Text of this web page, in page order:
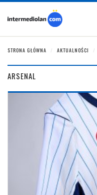
STRONA GŁÓWNA AKTUALNOŚCI
ARSENAL